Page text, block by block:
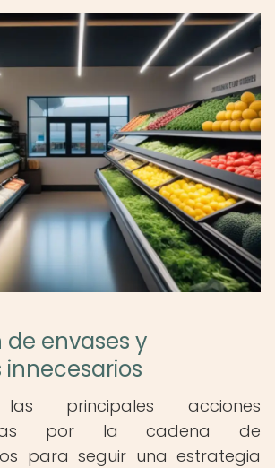
envases y
principales acciones
por la cadena de
para seguir una estrategia